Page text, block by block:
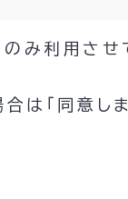
み利用させ
は「同意し